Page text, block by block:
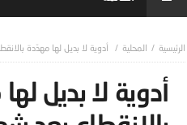
المحلية أدوية لا بديل لها مهدّدة
أدوية لا بديل